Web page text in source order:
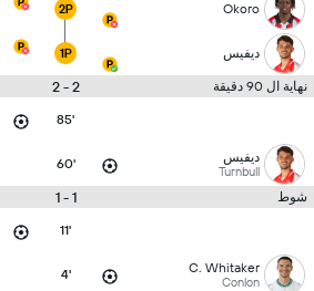
Okoro
2P
ديفيس 1P
نهاية ال 90 دقيقة 2 - 2
85'
ديفيس
Turnbull
60'
شوط 1 - 1
11'
C. Whitaker
Conlon
4'